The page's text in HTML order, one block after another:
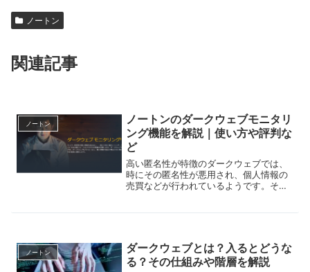
ノートン
関連記事
ノートン
ノートンのダークウェブモニタリ
ング機能を解説｜使い方や評判な
ど
高い匿名性が特徴のダークウェブでは、
時にその匿名性が悪用され、個人情報の
売買などが行われているようです。そう
ノートン
ダークウェブとは？入るとどうな
る？その仕組みや階層を解説